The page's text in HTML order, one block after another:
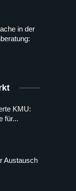
in der
KMU:
für...
Austausch